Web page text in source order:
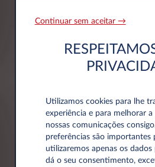
Continuar sem aceitar →
Utilizamos cookies para lhe
experiência e para melhorar a
nossas comunicações
preferências são importantes
utilizaremos apenas os dados
dá o seu consentimento,